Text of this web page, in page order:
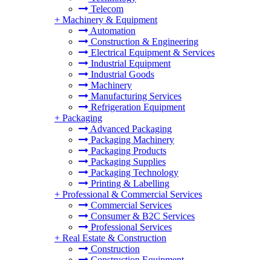
Telecom
+ Machinery & Equipment
Automation
Construction & Engineering
Electrical Equipment & Services
Industrial Equipment
Industrial Goods
Machinery
Manufacturing Services
Refrigeration Equipment
+ Packaging
Advanced Packaging
Packaging Machinery
Packaging Products
Packaging Supplies
Packaging Technology
Printing & Labelling
+ Professional & Commercial Services
Commercial Services
Consumer & B2C Services
Professional Services
+ Real Estate & Construction
Construction